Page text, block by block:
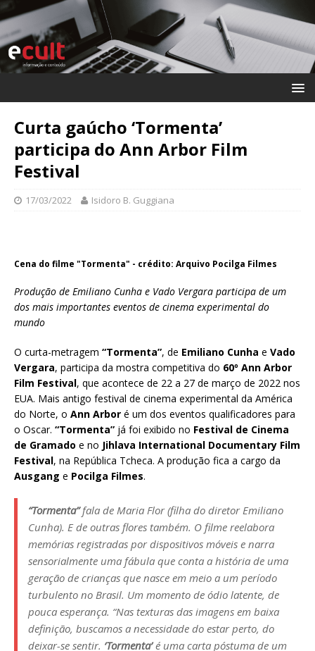
Curta gaúcho ‘Tormenta’
participa do Ann Arbor Film
Festival
17/03/2022 Isidoro B. Guggiana
Cena do filme "Tormenta" - crédito: Arquivo Pocilga Filmes
Produção de Emiliano Cunha e Vado Vergara participa de um
dos mais importantes eventos de cinema experimental do
mundo
O curta-metragem “Tormenta”, de Emiliano Cunha e Vado
Vergara, participa da mostra competitiva do 60º Ann Arbor
Film Festival, que acontece de 22 a 27 de março de 2022 nos
EUA. Mais antigo festival de cinema experimental da América
do Norte, o Ann Arbor é um dos eventos qualificadores para
o Oscar. “Tormenta” já foi exibido no Festival de Cinema
de Gramado e no Jihlava International Documentary Film
Festival, na República Tcheca. A produção fica a cargo da
Ausgang e Pocilga Filmes.
“Tormenta”fala de Maria Flor (filha do diretor Emiliano
Cunha). E de outras flores também. O filme reelabora
memórias registradas por dispositivos móveis e narra
sensorialmente uma fábula que conta a história de uma
geração de crianças que nasce em meio a um período
turbulento no Brasil. Um momento de ódio latente, de
pouca esperança. “Nas texturas das imagens em baixa
definição, buscamos a necessidade do estar perto, do
deixar-se sentir. ‘Tormenta’é uma carta póstuma de um